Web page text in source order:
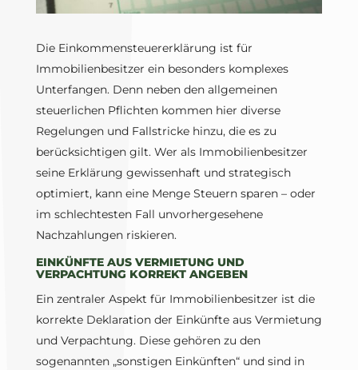
Die Einkommensteuererklärung ist für
Immobilienbesitzer ein besonders komplexes
Unterfangen. Denn neben den allgemeinen
steuerlichen Pflichten kommen hier diverse
Regelungen und Fallstricke hinzu, die es zu
berücksichtigen gilt. Wer als Immobilienbesitzer
seine Erklärung gewissenhaft und strategisch
optimiert, kann eine Menge Steuern sparen – oder
im schlechtesten Fall unvorhergesehene
Nachzahlungen riskieren.
EINKÜNFTE AUS VERMIETUNG UND
VERPACHTUNG KORREKT ANGEBEN
Ein zentraler Aspekt für Immobilienbesitzer ist die
korrekte Deklaration der Einkünfte aus Vermietung
und Verpachtung. Diese gehören zu den
sogenannten „sonstigen Einkünften“ und sind in